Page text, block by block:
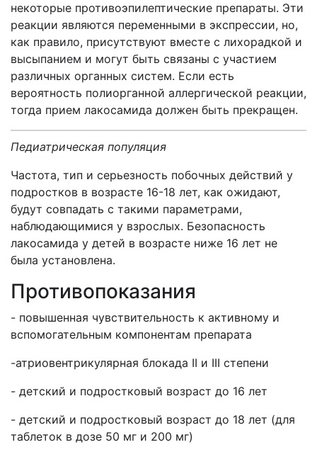
некоторые противоэпилептические препараты. Эти
реакции являются переменными в экспрессии, но,
как правило, присутствуют вместе с лихорадкой и
высыпанием и могут быть связаны с участием
различных органных систем. Если есть
вероятность полиорганной аллергической реакции,
тогда прием лакосамида должен быть прекращен.
Педиатрическая популяция
Частота, тип и серьезность побочных действий у
подростков в возрасте 16-18 лет, как ожидают,
будут совпадать с такими параметрами,
наблюдающимися у взрослых. Безопасность
лакосамида у детей в возрасте ниже 16 лет не
была установлена.
Противопоказания
- повышенная чувствительность к активному и
вспомогательным компонентам препарата
-атриовентрикулярная блокада II и III степени
- детский и подростковый возраст до 16 лет
- детский и подростковый возраст до 18 лет (для
таблеток в дозе 50 мг и 200 мг)